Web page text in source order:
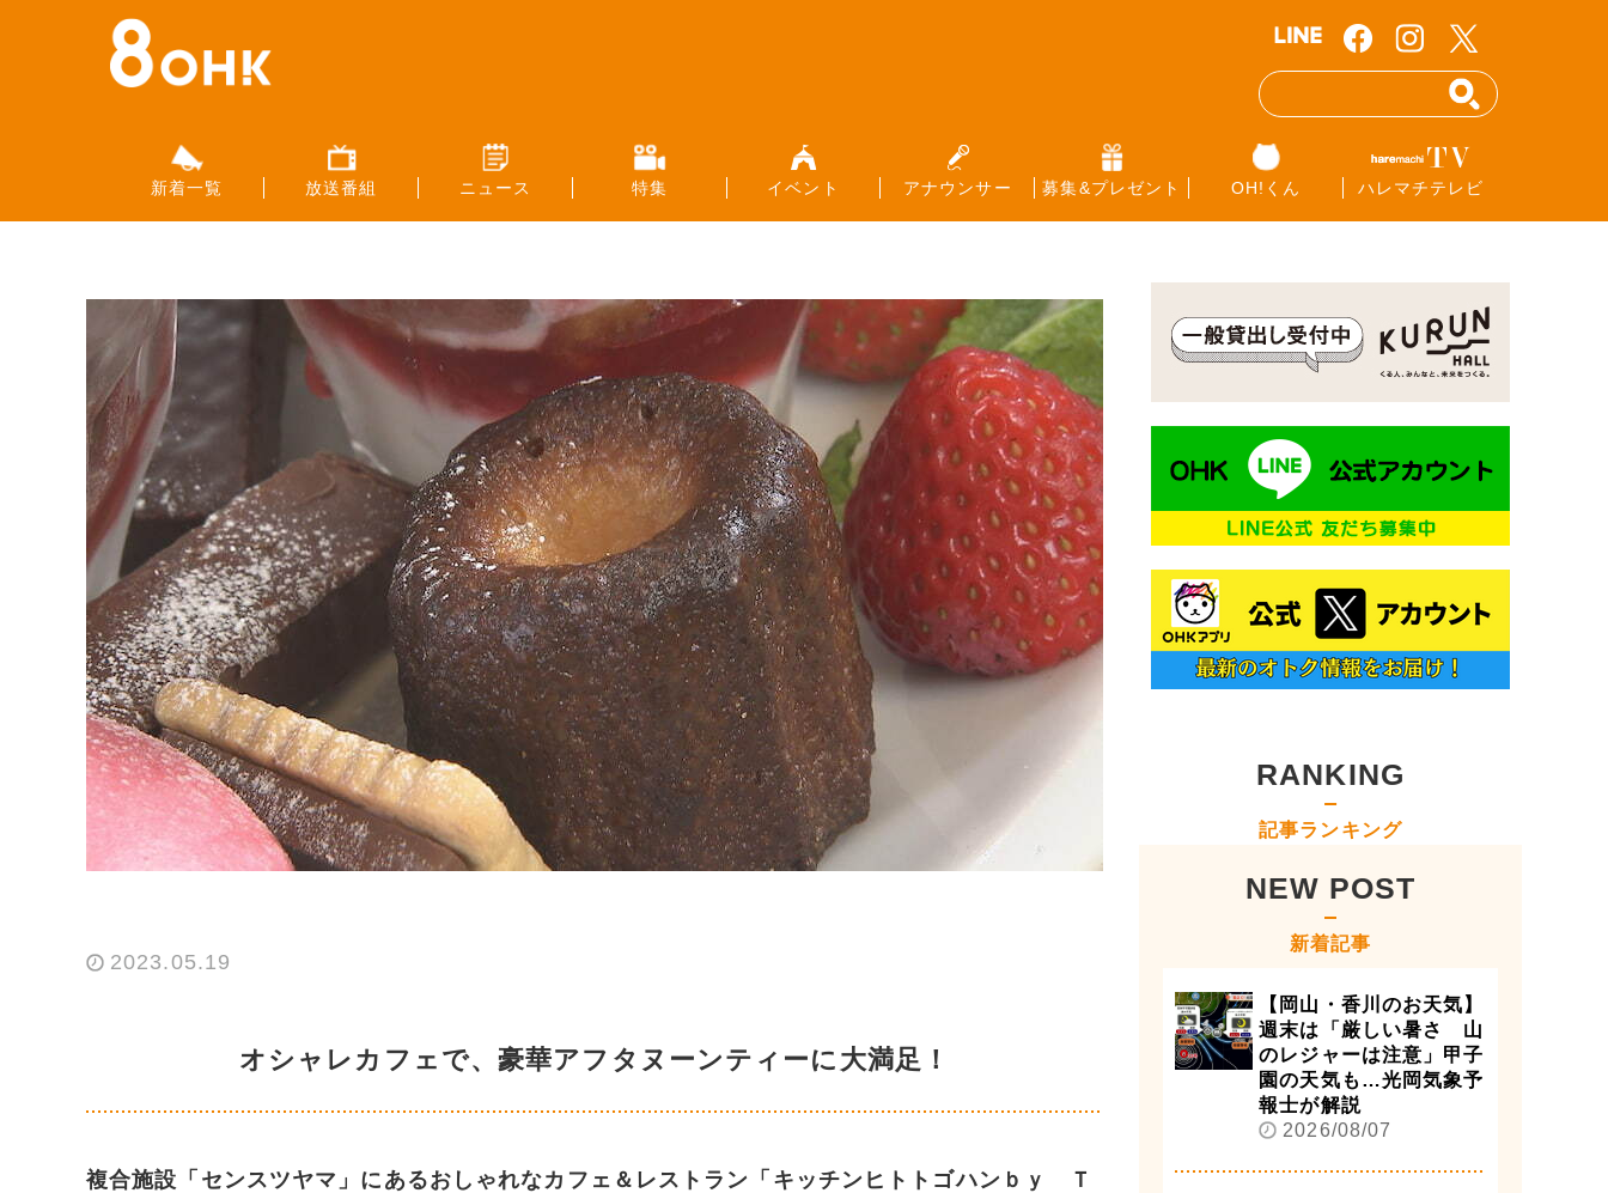
新着一覧 放送番組 ニュース 特集 イベント アナウンサー 募集&プレゼント OH!くん ハレマチテレビ
2023.05.19
オシャレカフェで、豪華アフタヌーンティーに大満足！
複合施設「センスツヤマ」にあるおしゃれなカフェ＆レストラン「キッチンヒトトゴハンｂｙ Ｔ
RANKING
記事ランキング
NEW POST
新着記事
【岡山・香川のお天気】
週末は「厳しい暑さ 山
のレジャーは注意」甲子
園の天気も…光岡気象予
報士が解説
2026/08/07